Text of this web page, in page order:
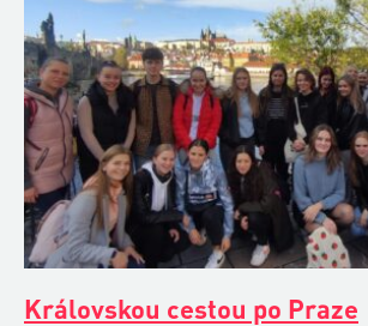
Královskou cestou po Praze